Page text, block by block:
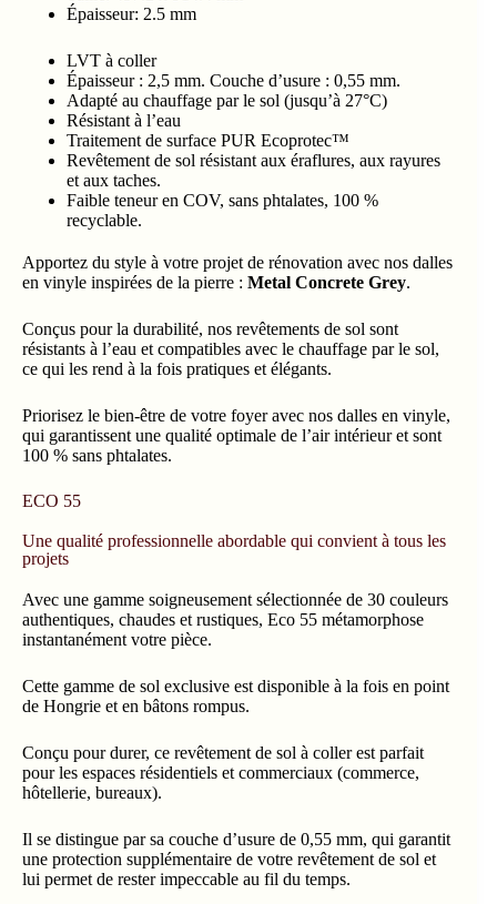
Épaisseur: 2.5 mm
LVT à coller
Épaisseur : 2,5 mm. Couche d’usure : 0,55 mm.
Adapté au chauffage par le sol (jusqu’à 27°C)
Résistant à l’eau
Traitement de surface PUR Ecoprotec™
Revêtement de sol résistant aux éraflures, aux rayures
et aux taches.
Faible teneur en COV, sans phtalates, 100 %
recyclable.
Apportez du style à votre projet de rénovation avec nos dalles
en vinyle inspirées de la pierre : Metal Concrete Grey.
Conçus pour la durabilité, nos revêtements de sol sont
résistants à l’eau et compatibles avec le chauffage par le sol,
ce qui les rend à la fois pratiques et élégants.
Priorisez le bien-être de votre foyer avec nos dalles en vinyle,
qui garantissent une qualité optimale de l’air intérieur et sont
100 % sans phtalates.
ECO 55
Une qualité professionnelle abordable qui convient à tous les
projets
Avec une gamme soigneusement sélectionnée de 30 couleurs
authentiques, chaudes et rustiques, Eco 55 métamorphose
instantanément votre pièce.
Cette gamme de sol exclusive est disponible à la fois en point
de Hongrie et en bâtons rompus.
Conçu pour durer, ce revêtement de sol à coller est parfait
pour les espaces résidentiels et commerciaux (commerce,
hôtellerie, bureaux).
Il se distingue par sa couche d’usure de 0,55 mm, qui garantit
une protection supplémentaire de votre revêtement de sol et
lui permet de rester impeccable au fil du temps.